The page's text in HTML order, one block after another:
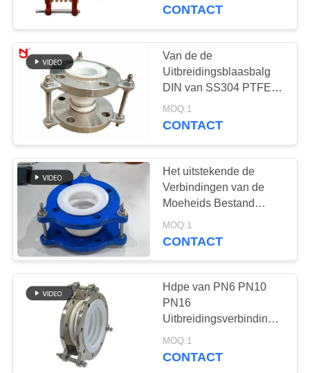
KWALITEITSCONTROLE
CONTACTEER
ONS
NIEUWS
VERZOEK
OM EEN
CITAAT
SITEMAP
PRIVACYBELEID
epdm
De dubbele
Verbinding van de
Gebied
Rubberuitbreiding
absorberend het
CONTACT
Van de de
Uitbreidingsblaasbalg
DIN van SS304 PTFE
Standaard Vuurvaste de
Voerings Rubber Hoge
MOQ:1
CONTACT
Het uitstekende de
Verbindingen van de
Moeheids Bestand
PTFE Uitbreiding Anti
Verouderen met Ce-
MOQ:1
CONTACT
Hdpe van PN6 PN10
PN16
Uitbreidingsverbinding,
PTFE-de Lage
Coëfficiënt van de
MOQ:1
CONTACT